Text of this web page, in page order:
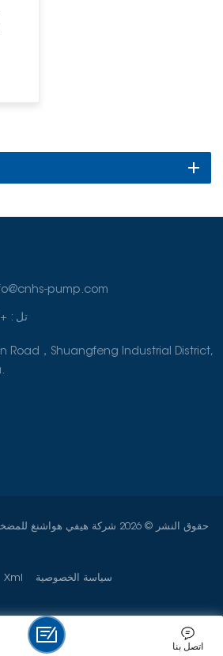
pump.com
تل : +86 0551-64232377
Road，Shuangfeng Industrial District,
حقوق النشر © 2026 شركة هيفي
Xml سياسة الخصوصية
اتصل بنا